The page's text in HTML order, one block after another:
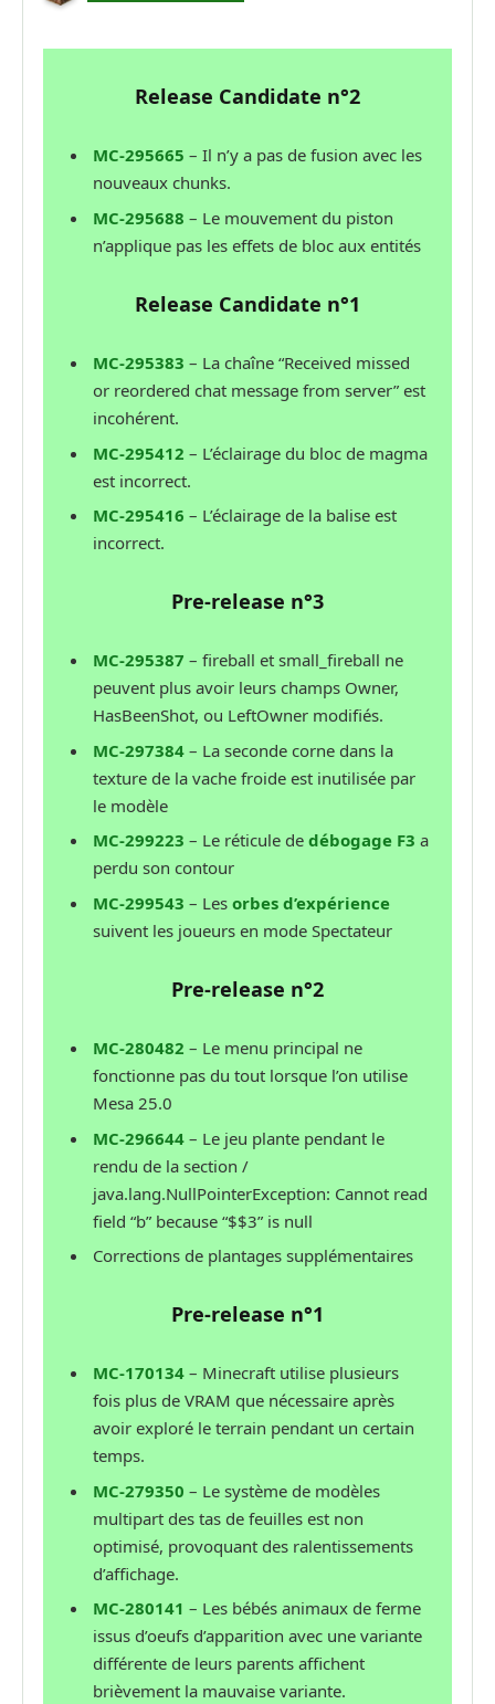
Release Candidate n°2
MC-295665 – Il n’y a pas de fusion avec les
nouveaux chunks.
MC-295688 – Le mouvement du piston
n’applique pas les effets de bloc aux entités
Release Candidate n°1
MC-295383 – La chaîne “Received missed
or reordered chat message from server” est
incohérent.
MC-295412 – L’éclairage du bloc de magma
est incorrect.
MC-295416 – L’éclairage de la balise est
incorrect.
Pre-release n°3
MC-295387 – fireball et small_fireball ne
peuvent plus avoir leurs champs Owner,
HasBeenShot, ou LeftOwner modifiés.
MC-297384 – La seconde corne dans la
texture de la vache froide est inutilisée par
le modèle
MC-299223 – Le réticule de débogage F3 a
perdu son contour
MC-299543 – Les orbes d’expérience
suivent les joueurs en mode Spectateur
Pre-release n°2
MC-280482 – Le menu principal ne
fonctionne pas du tout lorsque l’on utilise
Mesa 25.0
MC-296644 – Le jeu plante pendant le
rendu de la section /
java.lang.NullPointerException: Cannot read
field “b” because “$$3” is null
Corrections de plantages supplémentaires
Pre-release n°1
MC-170134 – Minecraft utilise plusieurs
fois plus de VRAM que nécessaire après
avoir exploré le terrain pendant un certain
temps.
MC-279350 – Le système de modèles
multipart des tas de feuilles est non
optimisé, provoquant des ralentissements
d’affichage.
MC-280141 – Les bébés animaux de ferme
issus d’oeufs d’apparition avec une variante
différente de leurs parents affichent
brièvement la mauvaise variante.